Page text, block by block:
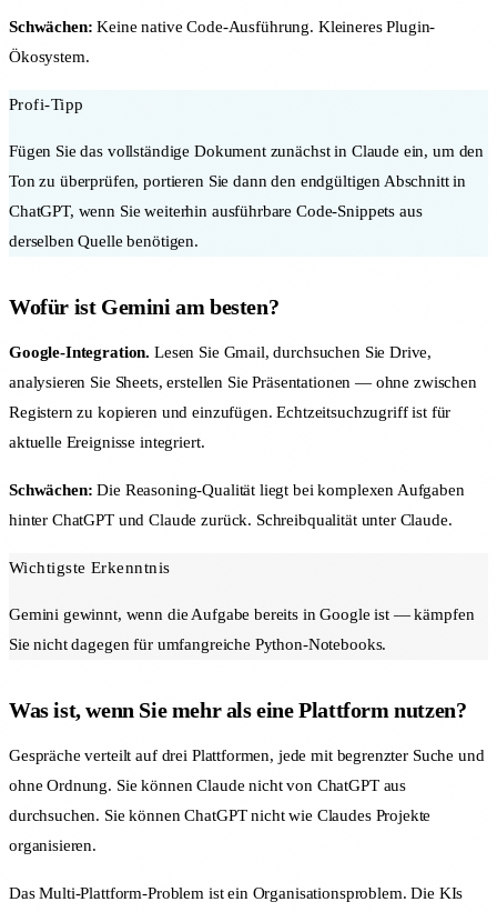
Schwächen: Keine native Code-Ausführung. Kleineres Plugin-
Ökosystem.
Profi-Tipp
Fügen Sie das vollständige Dokument zunächst in Claude ein, um den
Ton zu überprüfen, portieren Sie dann den endgültigen Abschnitt in
ChatGPT, wenn Sie weiterhin ausführbare Code-Snippets aus
derselben Quelle benötigen.
Wofür ist Gemini am besten?
Google-Integration. Lesen Sie Gmail, durchsuchen Sie Drive,
analysieren Sie Sheets, erstellen Sie Präsentationen — ohne zwischen
Registern zu kopieren und einzufügen. Echtzeitsuchzugriff ist für
aktuelle Ereignisse integriert.
Schwächen: Die Reasoning-Qualität liegt bei komplexen Aufgaben
hinter ChatGPT und Claude zurück. Schreibqualität unter Claude.
Wichtigste Erkenntnis
Gemini gewinnt, wenn die Aufgabe bereits in Google ist — kämpfen
Sie nicht dagegen für umfangreiche Python-Notebooks.
Was ist, wenn Sie mehr als eine Plattform nutzen?
Gespräche verteilt auf drei Plattformen, jede mit begrenzter Suche und
ohne Ordnung. Sie können Claude nicht von ChatGPT aus
durchsuchen. Sie können ChatGPT nicht wie Claudes Projekte
organisieren.
Das Multi-Plattform-Problem ist ein Organisationsproblem. Die KIs